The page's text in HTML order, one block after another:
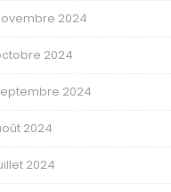
2024
2024
2024
2024
2024